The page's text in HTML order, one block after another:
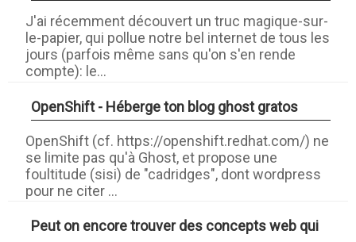
J'ai récemment découvert un truc magique-sur-
le-papier, qui pollue notre bel internet de tous les
jours (parfois même sans qu'on s'en rende
compte): le...
OpenShift - Héberge ton blog ghost gratos
OpenShift (cf. https://openshift.redhat.com/) ne
se limite pas qu'à Ghost, et propose une
foultitude (sisi) de "cadridges", dont wordpress
pour ne citer ...
Peut on encore trouver des concepts web qui